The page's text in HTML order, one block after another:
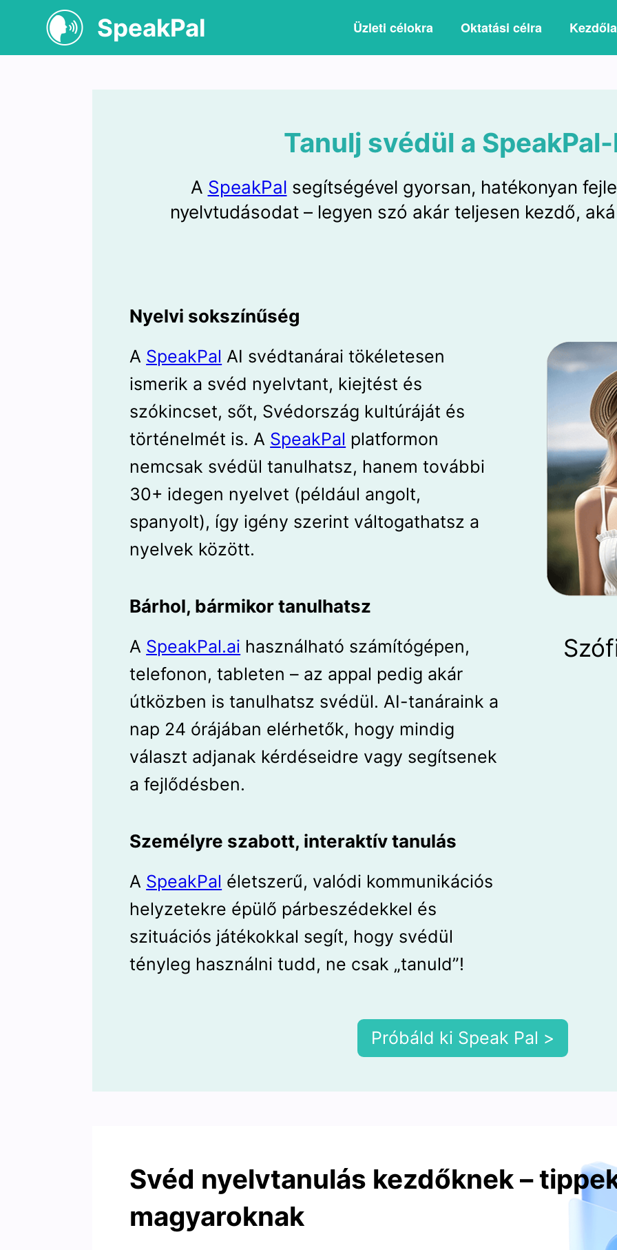
SpeakPal Üzleti célokra Oktatási célra
Tanulj svédül a
A SpeakPal segítségével gyorsan, hatékonyan
nyelvtudásodat – legyen szó akár teljesen kezdő,
Nyelvi sokszínűség
A SpeakPal AI svédtanárai tökéletesen
ismerik a svéd nyelvtant, kiejtést és
szókincset, sőt, Svédország kultúráját és
történelmét is. A SpeakPal platformon
nemcsak svédül tanulhatsz, hanem további
30+ idegen nyelvet (például angolt,
spanyolt), így igény szerint váltogathatsz a
nyelvek között.
Bárhol, bármikor tanulhatsz
A SpeakPal.ai használható számítógépen,
telefonon, tableten – az appal pedig akár
útközben is tanulhatsz svédül. AI-tanáraink a
nap 24 órájában elérhetők, hogy mindig
választ adjanak kérdéseidre vagy segítsenek
a fejlődésben.
Személyre szabott, interaktív tanulás
A SpeakPal életszerű, valódi kommunikációs
helyzetekre épülő párbeszédekkel és
szituációs játékokkal segít, hogy svédül
tényleg használni tudd, ne csak „tanuld”!
Próbáld ki Speak Pal >
Svéd nyelvtanulás kezdőknek –
magyaroknak